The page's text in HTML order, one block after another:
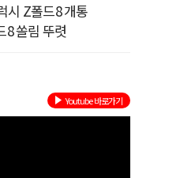
시 Z폴드8 개통
쏠림 뚜렷
Youtube 바로가기